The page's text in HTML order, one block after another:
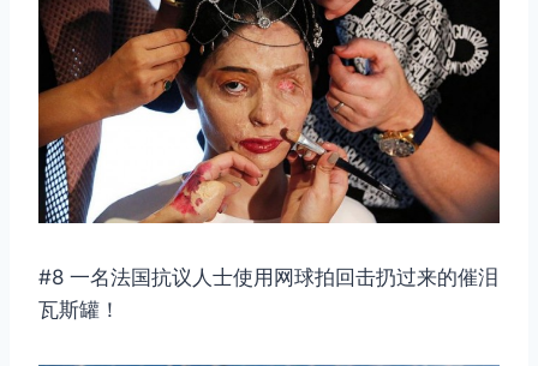
#8 一名法国抗议人士使用网球拍回击扔过来的催泪
瓦斯罐！